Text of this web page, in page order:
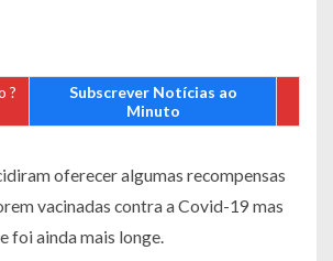
?
Subscrever Notícias ao
Minuto
oferecer algumas recompensas
vacinadas contra a Covid-19 mas
foi ainda mais longe.